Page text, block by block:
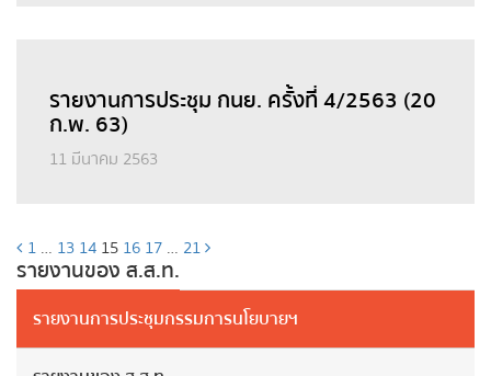
รายงานการประชุม กนย. ครั้งที่ 4/2563 (20
ก.พ. 63)
11 มีนาคม 2563
1 … 13 14 15 16 17 … 21
รายงานของ ส.ส.ท.
รายงานการประชุมกรรมการนโยบายฯ